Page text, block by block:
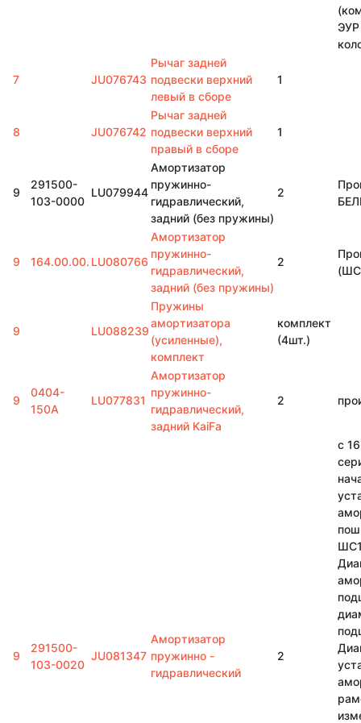
7 JU076743
Рычаг задней
подвески верхний
левый в сборе
1
8 JU076742
Рычаг задней
подвески верхний
правый в сборе
1
9
291500-
103-0000
LU079944
Амортизатор
пружинно-
гидравлический,
задний (без пружины)
2
9 164.00.00. LU080766
Амортизатор
пружинно-
гидравлический,
задний (без пружины)
2
9 LU088239
Пружины
амортизатора
(усиленные),
комплект
комплект
(4шт.)
9
0404-
150A
LU077831
Амортизатор
пружинно-
гидравлический,
задний KaiFa
2
9
291500-
103-0020
JU081347
Амортизатор
пружинно -
гидравлический
2
с